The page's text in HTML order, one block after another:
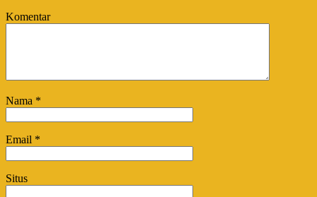
Komentar
Nama *
Email *
Situs